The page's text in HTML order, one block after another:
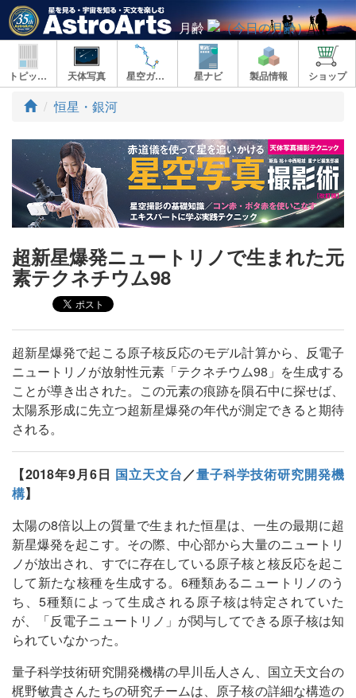
月齢
トピックス 天体写真 星空ガイド 星ナビ 製品情報 ショップ
ト
プ
恒星・銀河
超新星爆発ニュートリノで生まれた元
素テクネチウム98
超新星爆発で起こる原子核反応のモデル計算から、反電子
ニュートリノが放射性元素「テクネチウム98」を生成する
ことが導き出された。この元素の痕跡を隕石中に探せば、
太陽系形成に先立つ超新星爆発の年代が測定できると期待
される。
【2018年9月6日 国立天文台／量子科学技術研究開発機
構】
太陽の8倍以上の質量で生まれた恒星は、一生の最期に超
新星爆発を起こす。その際、中心部から大量のニュートリ
ノが放出され、すでに存在している原子核と核反応を起こ
して新たな核種を生成する。6種類あるニュートリノのう
ち、5種類によって生成される原子核は特定されていた
が、「反電子ニュートリノ」が関与してできる原子核は知
られていなかった。
量子科学技術研究開発機構の早川岳人さん、国立天文台の
梶野敏貴さんたちの研究チームは、原子核の詳細な構造の